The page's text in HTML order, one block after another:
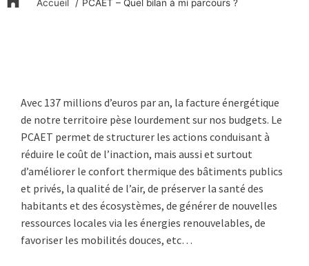
Accueil PCAET – Quel bilan à mi parcours ?
Avec 137 millions d’euros par an, la facture énergétique
de notre territoire pèse lourdement sur nos budgets. Le
PCAET permet de structurer les actions conduisant à
réduire le coût de l’inaction, mais aussi et surtout
d’améliorer le confort thermique des bâtiments publics
et privés, la qualité de l’air, de préserver la santé des
habitants et des écosystèmes, de générer de nouvelles
ressources locales via les énergies renouvelables, de
favoriser les mobilités douces, etc…